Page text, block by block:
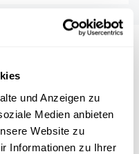
und Anzeigen zu
Medien anbieten
Website zu
Informationen zu Ihrer